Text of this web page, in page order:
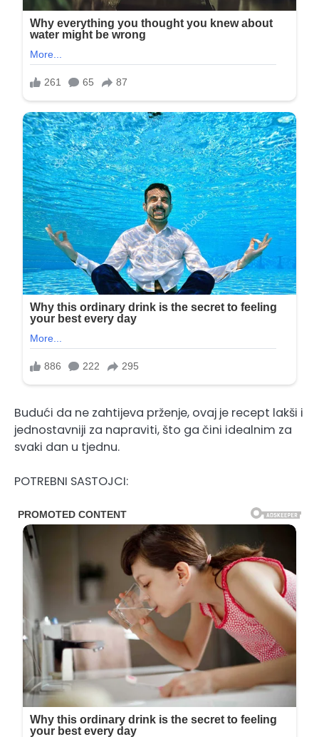
Budući da ne zahtijeva prženje, ovaj je recept lakši i
jednostavniji za napraviti, što ga čini idealnim za
svaki dan u tjednu.
POTREBNI SASTOJCI: